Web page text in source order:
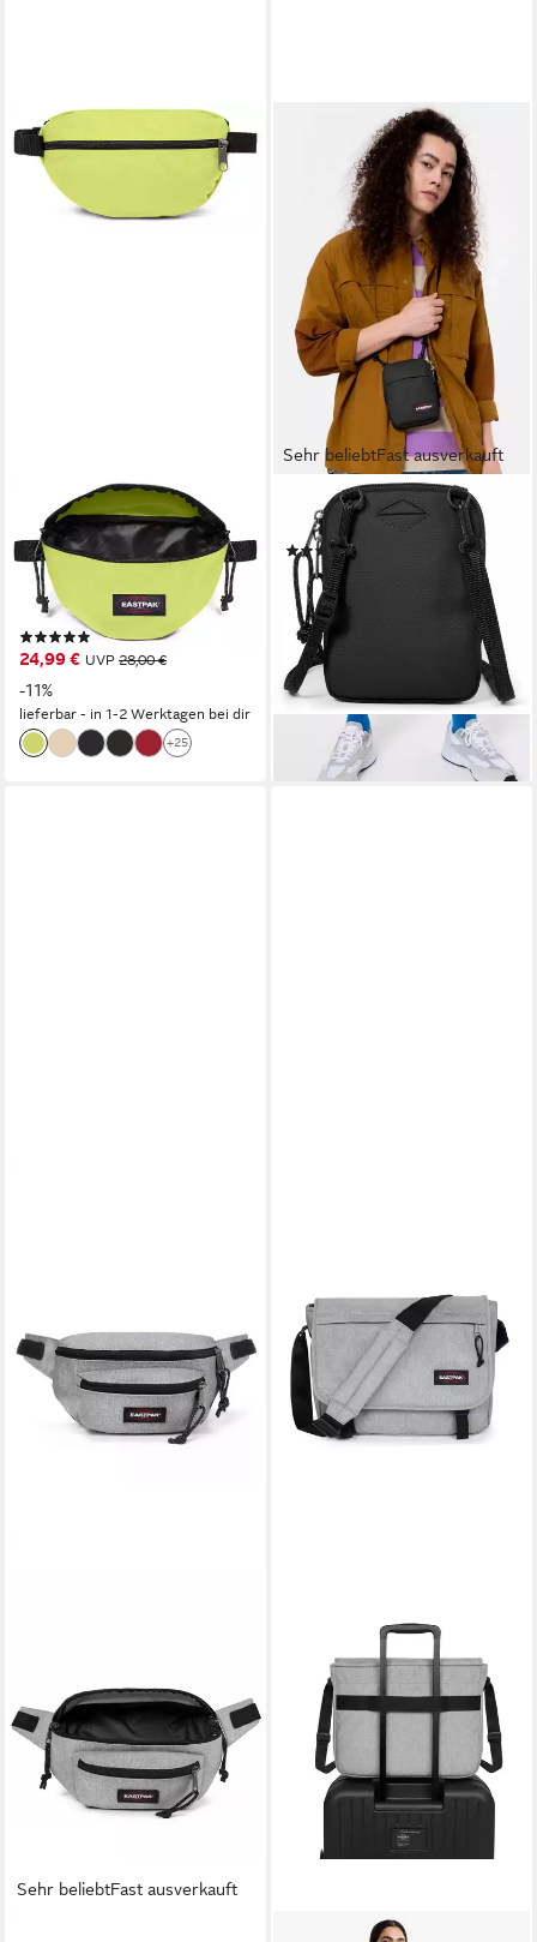
EASTPAK
Bauchtasche SPRINGER,
Unisex Gürteltasche, Minibag
im lässigen Look, mit Logo-
Aufnäher
(477)
24,99 € UVP 28,00 €
-11%
lieferbar - in 1-2 Werktagen bei dir
+25
Sehr beliebtFast ausverkauft
EASTPAK
Mini Bag BUDDY
ab 27,95 €
lieferbar - in 1-2 Werktagen bei dir
Sehr beliebtFast ausverkauft